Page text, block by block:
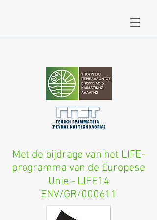
Met de bijdrage van het LIFE-
programma van de Europese
Unie - LIFE14
ENV/GR/000611